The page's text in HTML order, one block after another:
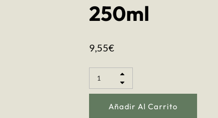
250ml
9,55€
Añadir Al Carrito